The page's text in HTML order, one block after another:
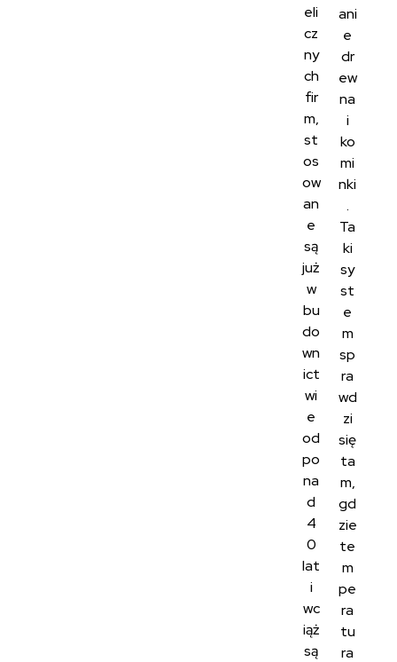
eli
cz
ny
ch
fir
m,
st
os
ow
an
e
są
już
w
bu
do
wn
ict
wi
e
od
po
na
d
4
0
lat
i
wc
iąż
są
ani
e
dr
ew
na
i
ko
mi
nki
.
Ta
ki
sy
st
e
m
sp
ra
wd
zi
się
ta
m,
gd
zie
te
m
pe
ra
tu
ra